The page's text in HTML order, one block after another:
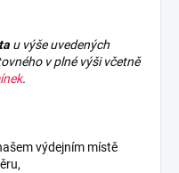
u výše uvedených
v plné výši včetně
.
výdejním místě